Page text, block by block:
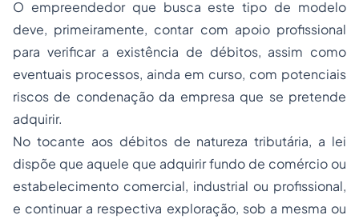
O empreendedor que busca este tipo de modelo
deve, primeiramente, contar com apoio profissional
para verificar a existência de débitos, assim como
eventuais processos, ainda em curso, com potenciais
riscos de condenação da empresa que se pretende
adquirir.
No tocante aos débitos de natureza tributária, a lei
dispõe que aquele que adquirir fundo de comércio ou
estabelecimento comercial, industrial ou profissional,
e continuar a respectiva exploração, sob a mesma ou